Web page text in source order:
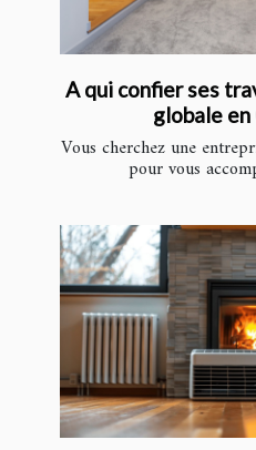
A qui confier ses
globale en
Vous cherchez une
pour vous